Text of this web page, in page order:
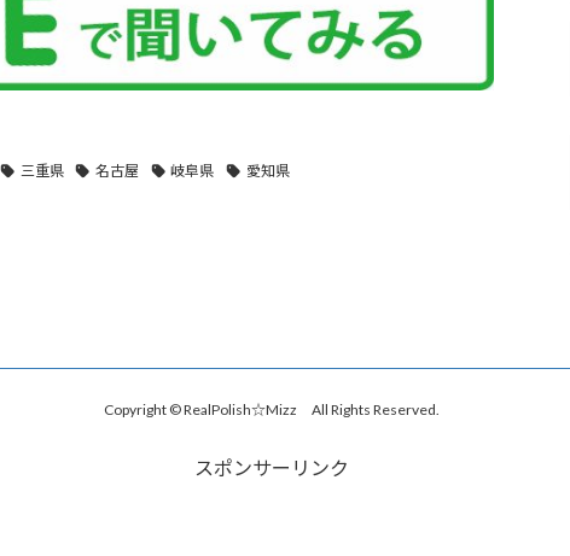
三重県 名古屋 岐阜県 愛知県
Copyright © RealPolish☆Mizz All Rights Reserved.
スポンサーリンク